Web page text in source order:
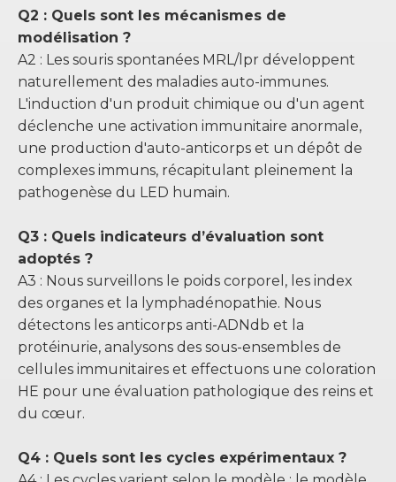
Q2 : Quels sont les mécanismes de
modélisation ?
A2 : Les souris spontanées MRL/lpr développent
naturellement des maladies auto-immunes.
L'induction d'un produit chimique ou d'un agent
déclenche une activation immunitaire anormale,
une production d'auto-anticorps et un dépôt de
complexes immuns, récapitulant pleinement la
pathogenèse du LED humain.
Q3 : Quels indicateurs d’évaluation sont
adoptés ?
A3 : Nous surveillons le poids corporel, les index
des organes et la lymphadénopathie. Nous
détectons les anticorps anti-ADNdb et la
protéinurie, analysons des sous-ensembles de
cellules immunitaires et effectuons une coloration
HE pour une évaluation pathologique des reins et
du cœur.
Q4 : Quels sont les cycles expérimentaux ?